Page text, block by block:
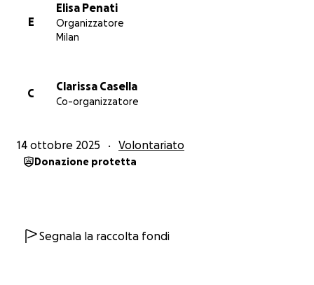
E
Elisa Penati
Organizzatore
Milan
C
Clarissa Casella
Co-organizzatore
14 ottobre 2025 Volontariato
Donazione protetta
Segnala la raccolta fondi